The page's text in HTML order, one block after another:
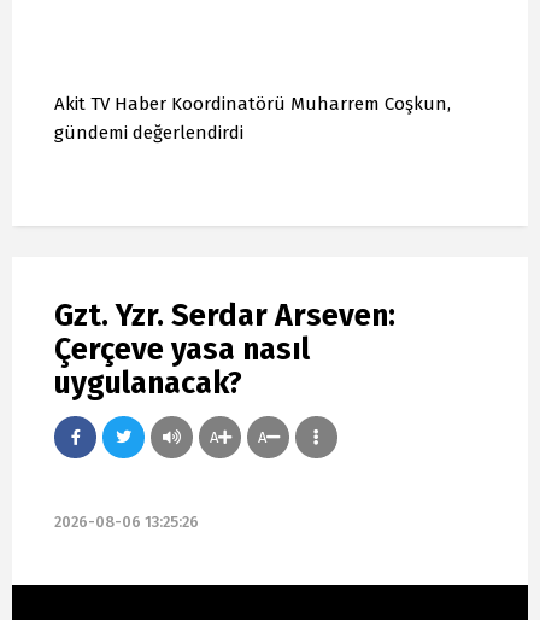
Akit TV Haber Koordinatörü Muharrem Coşkun,
gündemi değerlendirdi
Gzt. Yzr. Serdar Arseven:
Çerçeve yasa nasıl
uygulanacak?
A A
2026-08-06 13:25:26